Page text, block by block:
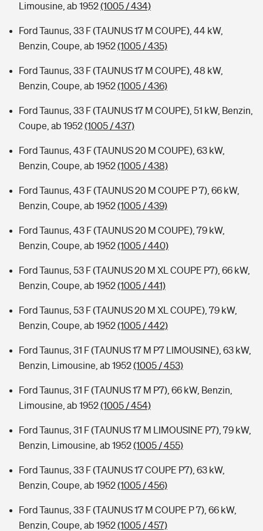
Limousine, ab 1952(1005 / 434)
Ford Taunus, 33 F (TAUNUS 17 M COUPE), 44 kW,
Benzin, Coupe, ab 1952(1005 / 435)
Ford Taunus, 33 F (TAUNUS 17 M COUPE), 48 kW,
Benzin, Coupe, ab 1952(1005 / 436)
Ford Taunus, 33 F (TAUNUS 17 M COUPE), 51 kW, Benzin,
Coupe, ab 1952(1005 / 437)
Ford Taunus, 43 F (TAUNUS 20 M COUPE), 63 kW,
Benzin, Coupe, ab 1952(1005 / 438)
Ford Taunus, 43 F (TAUNUS 20 M COUPE P 7), 66 kW,
Benzin, Coupe, ab 1952(1005 / 439)
Ford Taunus, 43 F (TAUNUS 20 M COUPE), 79 kW,
Benzin, Coupe, ab 1952(1005 / 440)
Ford Taunus, 53 F (TAUNUS 20 M XL COUPE P7), 66 kW,
Benzin, Coupe, ab 1952(1005 / 441)
Ford Taunus, 53 F (TAUNUS 20 M XL COUPE), 79 kW,
Benzin, Coupe, ab 1952(1005 / 442)
Ford Taunus, 31 F (TAUNUS 17 M P7 LIMOUSINE), 63 kW,
Benzin, Limousine, ab 1952(1005 / 453)
Ford Taunus, 31 F (TAUNUS 17 M P7), 66 kW, Benzin,
Limousine, ab 1952(1005 / 454)
Ford Taunus, 31 F (TAUNUS 17 M LIMOUSINE P7), 79 kW,
Benzin, Limousine, ab 1952(1005 / 455)
Ford Taunus, 33 F (TAUNUS 17 COUPE P7), 63 kW,
Benzin, Coupe, ab 1952(1005 / 456)
Ford Taunus, 33 F (TAUNUS 17 M COUPE P 7), 66 kW,
Benzin, Coupe, ab 1952(1005 / 457)